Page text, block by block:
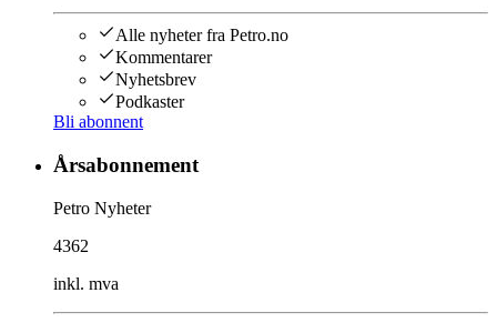
Alle nyheter fra Petro.no
Kommentarer
Nyhetsbrev
Podkaster
Bli abonnent
Årsabonnement
Petro Nyheter
4362
inkl. mva